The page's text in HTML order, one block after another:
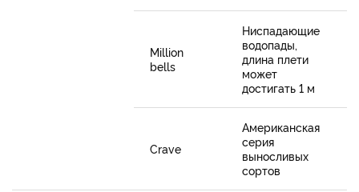
Million
bells
Ниспадающие
водопады,
длина плети
может
достигать 1 м
Crave
Американская
серия
выносливых
сортов